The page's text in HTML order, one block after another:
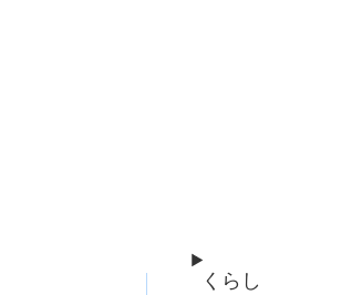
くらし